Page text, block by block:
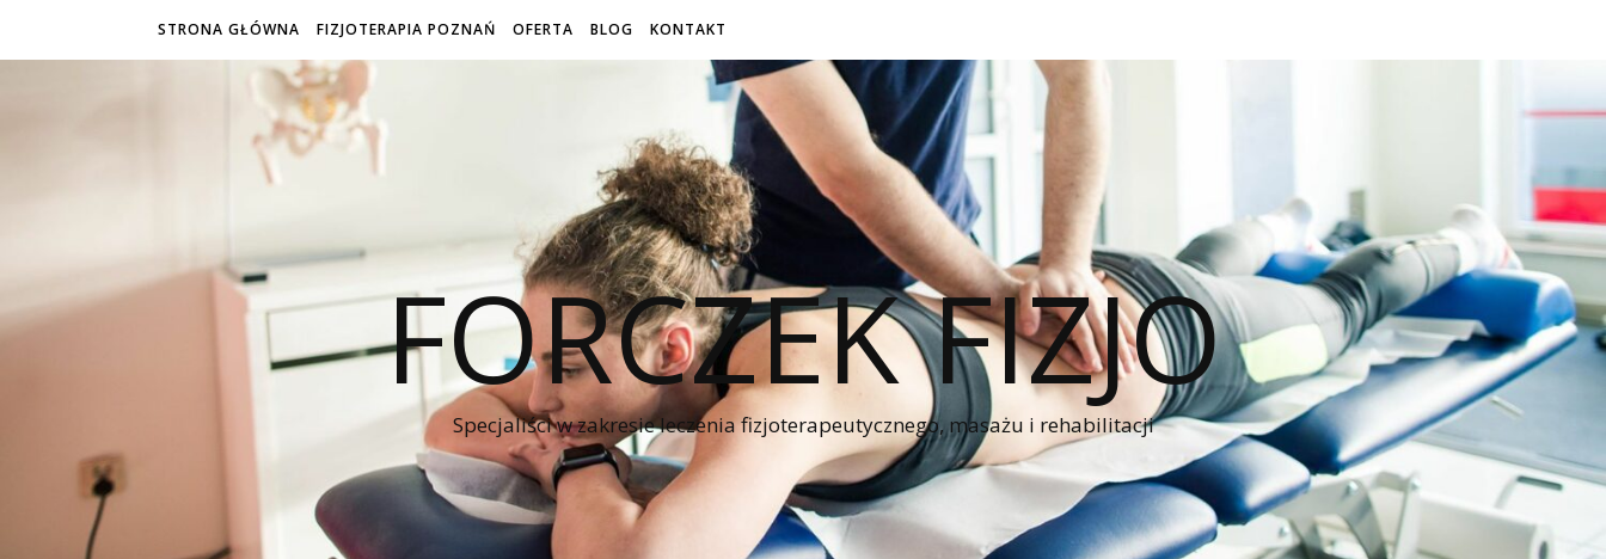
STRONA GŁÓWNA FIZJOTERAPIA POZNAŃ OFERTA BLOG KONTAKT
FORCZEK FIZJO
Specjaliści w zakresie leczenia fizjoterapeutycznego, masażu i rehabilitacji